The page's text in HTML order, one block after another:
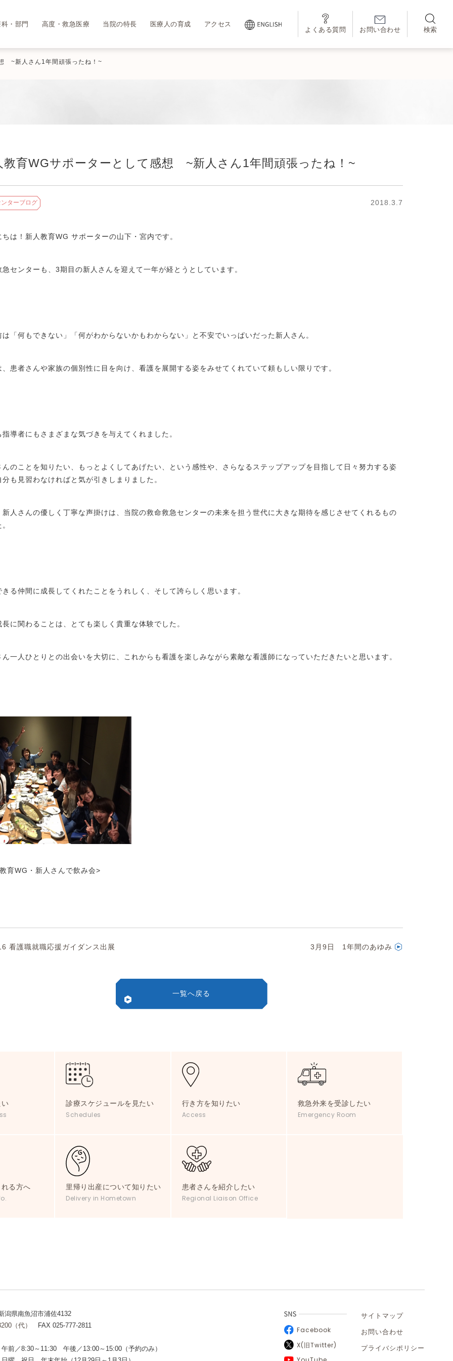
・部門 高度・救急医療 当院の特長 医療人の育成 アクセス
よくある質問 お問い合わせ 検索
~新人さん1年間頑張ったね！~
教育WGサポーターとして感想 ~新人さん1年間頑張ったね！~
ターブログ 2018.3.7
ちは！新人教育WG サポーターの山下・宮内です。
急センターも、3期目の新人さんを迎えて一年が経とうとしています。
は「何もできない」「何がわからないかもわからない」と不安でいっぱいだった新人さん。
、患者さんや家族の個別性に目を向け、看護を展開する姿をみせてくれていて頼もしい限りです。
指導者にもさまざまな気づきを与えてくれました。
んのことを知りたい、もっとよくしてあげたい、という感性や、さらなるステップアップを目指して日々努力する姿
分も見習わなければと気が引きしまりました。
新人さんの優しく丁寧な声掛けは、当院の救命救急センターの未来を担う世代に大きな期待を感じさせてくれるもの
きる仲間に成長してくれたことをうれしく、そして誇らしく思います。
長に関わることは、とても楽しく貴重な体験でした。
ん一人ひとりとの出会いを大切に、これからも看護を楽しみながら素敵な看護師になっていただきたいと思います。
育WG・新人さんで飲み会>
看護職就職応援ガイダンス出展 3月9日 1年間のあゆみ
一覧へ戻る
診療スケジュールを見たい
Schedules
行き方を知りたい
Access
救急外来を受診したい
Emergency Room
る方へ 里帰り出産について知りたい
Delivery in Hometown
患者さんを紹介したい
Regional Liaison Office
県南魚沼市浦佐4132
（代）
FAX 025-777-2811
午前／8:30～11:30 午後／13:00～15:00（予約のみ）
Facebook
X(旧Twitter)
サイトマップ
お問い合わせ
プライバシポリシー